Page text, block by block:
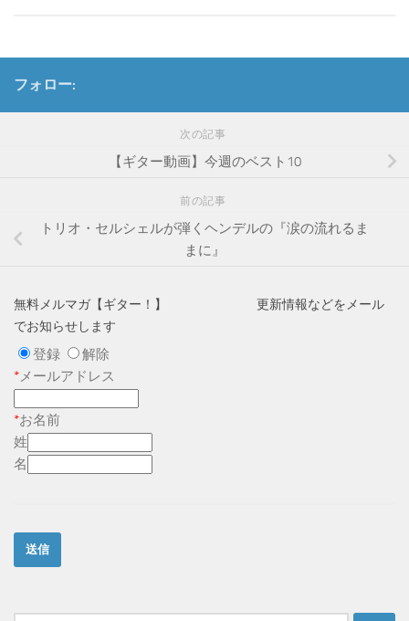
フォロー:
次の記事
【ギター動画】今週のベスト10
前の記事
トリオ・セルシェルが弾くヘンデルの『涙の流れるま
まに』
無料メルマガ【ギター！】 更新情報などをメール
でお知らせします
登録
解除
*メールアドレス
*お名前
姓
名